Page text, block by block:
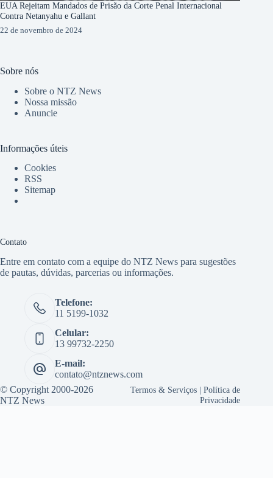
EUA Rejeitam Mandados de Prisão da Corte Penal Internacional
Contra Netanyahu e Gallant
22 de novembro de 2024
Sobre nós
Sobre o NTZ News
Nossa missão
Anuncie
Informações úteis
Cookies
RSS
Sitemap
Contato
Entre em contato com a equipe do NTZ News para sugestões
de pautas, dúvidas, parcerias ou informações.
Telefone:
11 5199-1032
Celular:
13 99732-2250
E-mail:
contato@ntznews.com
© Copyright 2000-2026
NTZ News
Termos & Serviços |Política de
Privacidade